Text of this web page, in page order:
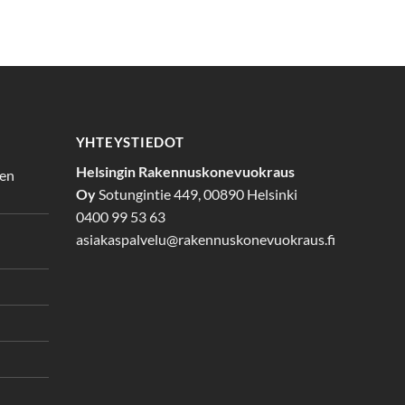
YHTEYSTIEDOT
Helsingin Rakennuskonevuokraus
Oy Sotungintie 449, 00890 Helsinki
0400 99 53 63
asiakaspalvelu@rakennuskonevuokraus.fi